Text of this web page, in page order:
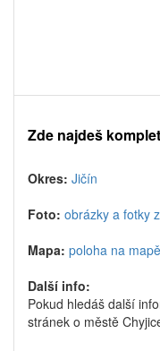
Zde najdeš
Okres: Jičín
Foto: obrázky a fotky
Mapa: poloha na mapě
Další info:
Pokud hledáš další
stránek o městě